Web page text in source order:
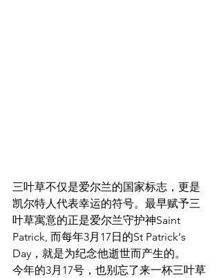
三叶草不仅是爱尔兰的国家标志，更是
凯尔特人代表幸运的符号。最早赋予三
叶草寓意的正是爱尔兰守护神Saint
Patrick, 而每年3月17日的St Patrick‘s
Day，就是为纪念他逝世而产生的。
今年的3月17号，也别忘了来一杯三叶草